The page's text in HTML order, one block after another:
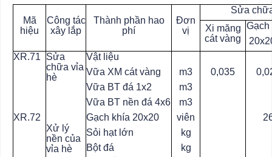
Mã
hiệu
Công tác
xây lắp
Thành phần hao
phí
Đơn
vị
Sửa
Xi măng
cát vàng
Gạch
XR.71
XR.72
Sửa
chữa vỉa
hè
Xử lý
nền của
vỉa hè
Vật liệu
Vữa XM cát vàng
Vữa BT đá 1x2
Vữa BT nền đá 4x6
Gạch khía 20x20
Sỏi hạt lớn
Bột đá
m3
m3
m3
viên
kg
kg
0,035